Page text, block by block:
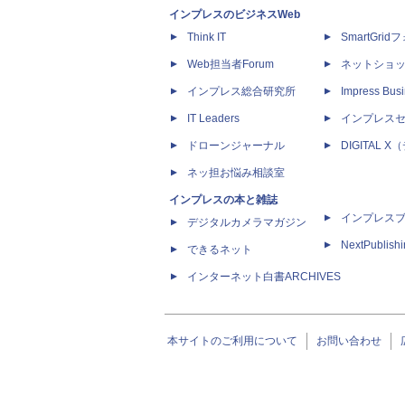
インプレスのビジネスWeb
Think IT
Web担当者Forum
インプレス総合研究所
IT Leaders
ドローンジャーナル
ネッ担お悩み相談室
インプレスの本と雑誌
デジタルカメラマガジン
できるネット
インターネット白書ARCHIVES
SmartGridフ
ネットショ
Impress
インプレス
DIGITAL X
インプレス
本サイトのご利用について お問い合わせ